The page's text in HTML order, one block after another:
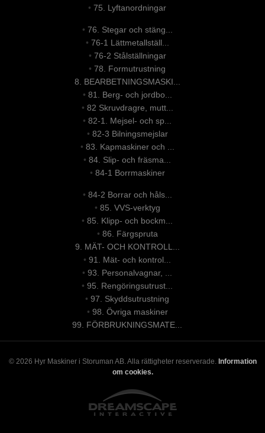
•75. Lyftanordningar
• 76. Stegar och stäng...
• 76-1 Lättmetallställ...
• 76-2 Stålställningar
•78. Formutrustning
8. BEARBETNINGSMASKI...
• 81. Berg- och jordbo...
• 82 Skruvdragre, mutt...
•82-1. Mejsel- och sp...
• 82-3 Bilningsmejslar
• 83. Kapmaskiner och ...
•84. Slip- och fräsma...
• 84-1 Borrmaskiner
• 84-2 Borrar och håls...
• 85. VVS-verktyg
•85. Klipp- och bockm...
• 86. Färgspruta
9. MÄT- OCH KONTROLL...
•91. Mät- och kontrol...
•93. Personalvagnar, ...
•95. Rengöringsutrust...
•97. Skyddsutrustning
• 98. Övriga maskiner
99. FÖRBRUKNINGSMATE...
© 2026 Hyr Maskiner i Storuman AB. Alla rättigheter reserverade. Information
om cookies.